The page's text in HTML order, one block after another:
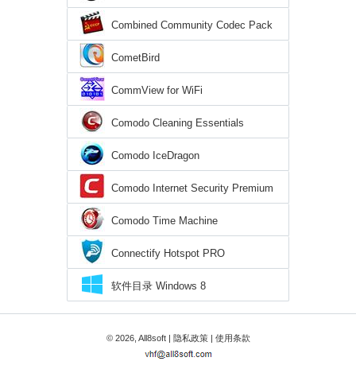
Combined Community Codec Pack
CometBird
CommView for WiFi
Comodo Cleaning Essentials
Comodo IceDragon
Comodo Internet Security Premium
Comodo Time Machine
Connectify Hotspot PRO
软件目录 Windows 8
© 2026, All8soft | 隐私政策| 使用条款